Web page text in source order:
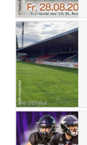
Bild: OETicket
Bild: OETicket